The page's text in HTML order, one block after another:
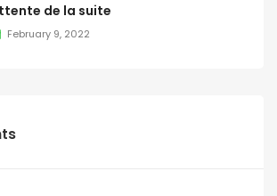
de la suite
February 9, 2022